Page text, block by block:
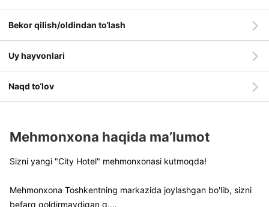
Bekor qilish/oldindan to‘lash
Uy hayvonlari
Naqd to‘lov
Mehmonxona haqida ma’lumot
Sizni yangi "City Hotel" mehmonxonasi kutmoqda!
Mehmonxona Toshkentning markazida joylashgan bo'lib, sizni
befarq qoldirmaydigan q....